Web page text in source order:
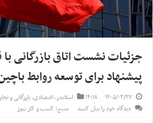
پیشنهاد برای توسعه روابط
۱۴۰۵/۰۳/۲۷ ۱۴:۱۸ اسلایدر,اقتصادی,بازرگانی و
دیدگاه خود را بیان کنید
منبع: کسب و کار نیوز